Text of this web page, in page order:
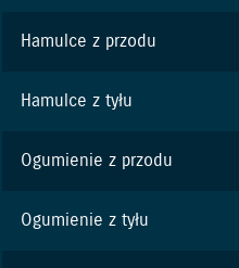
Hamulce z przodu
Hamulce z tyłu
Ogumienie z przodu
Ogumienie z tyłu